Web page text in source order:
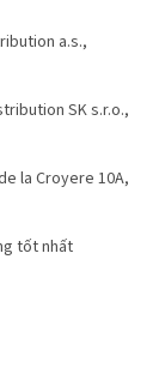
a.s.,
SK s.r.o.,
la Croyere 10A,
tốt nhất